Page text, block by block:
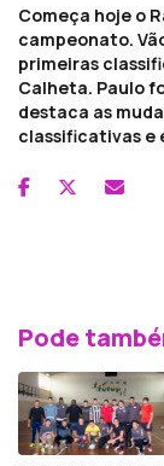
Começa hoje o
campeonato.
primeiras
Calheta. Paulo
destaca as
classificativas e
Pode